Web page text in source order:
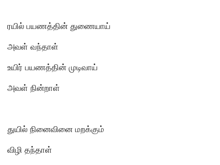
ரயில் பயணத்தின் துணையாய்
அவள் வந்தாள்
உயிர் பயணத்தின் முடிவாய்
அவள் நின்றாள்
துயில் நினைவினை மறக்கும்
விழி தந்தாள்